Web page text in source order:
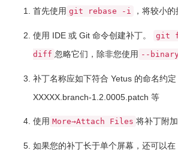
首先使用 git rebase -i ，将较小
使用 IDE 或 Git 命令创建补丁。 git
diff 忽略它们，除非您使用 --
补丁名称应如下符合 Ye​​tus 的命名约定
XXXXX.branch-1.2.0005.patch 等
使用 More→Attach Files 将补丁附
如果您的补丁长于单个屏幕，还可以